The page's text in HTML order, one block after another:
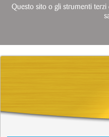
Questo sito o gli strumenti